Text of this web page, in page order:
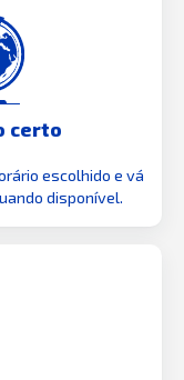
certo
escolhido e vá
disponível.